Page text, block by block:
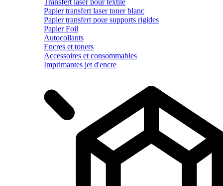
Papier transfert laser toner blanc
Papier transfert pour supports rigides
Papier Foil
Autocollants
Encres et toners
Accessoires et consommables
Imprimantes jet d'encre